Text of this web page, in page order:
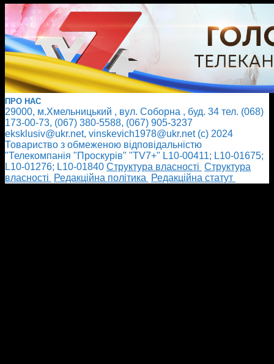
ПРО НАС
29000, м.Хмельницький , вул. Соборна , буд. 34 тел. (068)
173-00-73, (067) 380-5588, (067) 905-3237
eksklusiv@ukr.net, vinskevich1978@ukr.net (с) 2024
Товариство з обмеженою відповідальністю
"Телекомпанія "Проскурів" "TV7+" L10-00411; L10-01675;
L10-01276; L10-01840 Cтруктура власності Cтруктура
власності
Редакційна політика Редакційна статут